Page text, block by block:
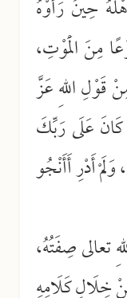
حِينَ رَأَوْهُ
مِنَ الْمَوْتِ،
قَوْلِ اللهِ عَزَّ
عَلَى رَبِّكَ
أَدْرِ أَأَنْجُو
تعالى صِفَتُهُ،
خِلَالِ كَلَامِهِ